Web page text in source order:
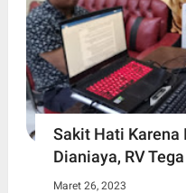
Sakit Hati Karena
Dianiaya, RV
Maret 26, 2023